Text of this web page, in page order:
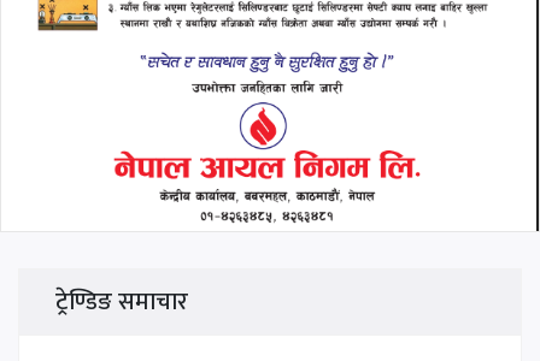
ट्रेण्डिङ समाचार